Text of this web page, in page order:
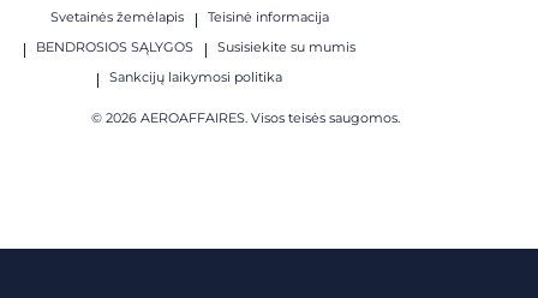
Svetainės žemėlapis
Teisinė informacija
BENDROSIOS SĄLYGOS
Susisiekite su mumis
Sankcijų laikymosi politika
© 2026 AEROAFFAIRES. Visos teisės saugomos.